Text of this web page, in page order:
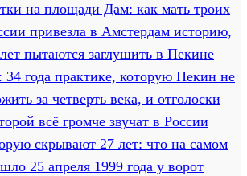
на площади Дам: как мать троих
привезла в Амстердам историю,
пытаются заглушить в Пекине
34 года практике, которую Пекин не
за четверть века, и отголоски
всё громче звучат в России
скрывают 27 лет: что на самом
25 апреля 1999 года у ворот